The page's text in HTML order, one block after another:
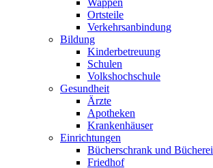
Wappen
Ortsteile
Verkehrsanbindung
Bildung
Kinderbetreuung
Schulen
Volkshochschule
Gesundheit
Ärzte
Apotheken
Krankenhäuser
Einrichtungen
Bücherschrank und Bücherei
Friedhof